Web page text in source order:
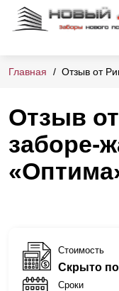
Главная Отзыв от
Отзыв
заборе-
Стоимость
Скрыто
Сроки